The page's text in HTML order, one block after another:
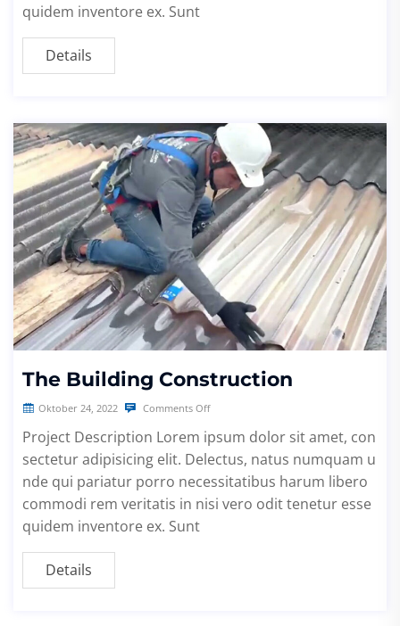
quidem inventore ex. Sunt
Details
The Building Construction
Oktober 24, 2022 Comments Off
Project Description Lorem ipsum dolor sit amet, con
sectetur adipisicing elit. Delectus, natus numquam u
nde qui pariatur porro necessitatibus harum libero
commodi rem veritatis in nisi vero odit tenetur esse
quidem inventore ex. Sunt
Details